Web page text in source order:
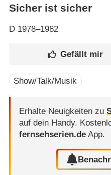
Sicher ist sicher
D1978–1982
Show/Talk/Musik
Erhalte Neuigkeiten zu
auf dein Handy.
fernsehserien.deApp.